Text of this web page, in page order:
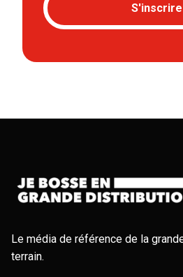
S'inscrire
Le média de référence de la
terrain.